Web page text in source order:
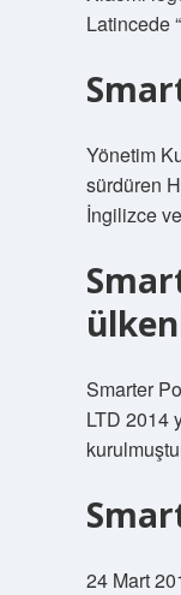
Latincede
Yönetim
sürdüren
İngilizce
Smarter
LTD 2014
24 Mart